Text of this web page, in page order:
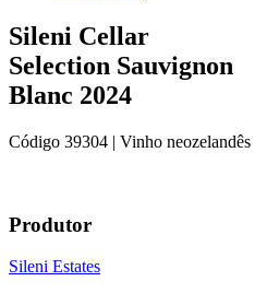
Sileni Cellar
Selection Sauvignon
Blanc 2024
Código 39304 | Vinho neozelandês
Produtor
Sileni Estates